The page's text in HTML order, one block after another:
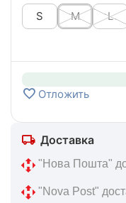
S
M L
Отложить
Доставка
"Нова Пошта"
"Nova Post"